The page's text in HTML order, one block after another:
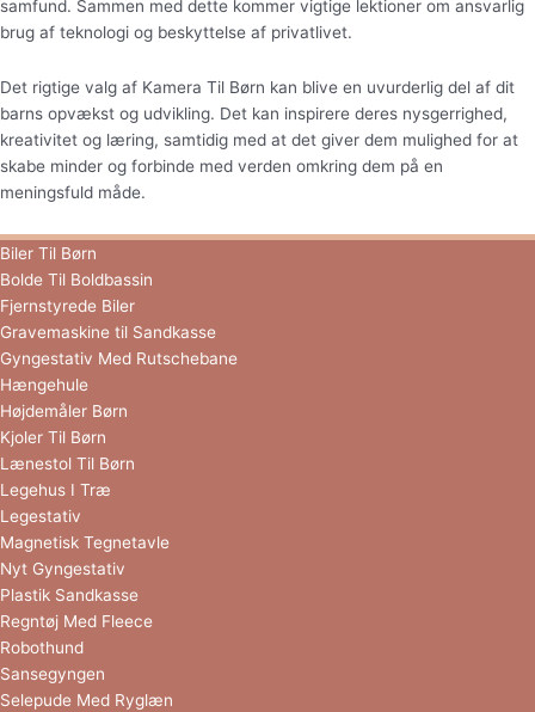
samfund. Sammen med dette kommer vigtige lektioner om ansvarlig
brug af teknologi og beskyttelse af privatlivet.
Det rigtige valg af Kamera Til Børn kan blive en uvurderlig del af dit
barns opvækst og udvikling. Det kan inspirere deres nysgerrighed,
kreativitet og læring, samtidig med at det giver dem mulighed for at
skabe minder og forbinde med verden omkring dem på en
meningsfuld måde.
Biler Til Børn
Bolde Til Boldbassin
Fjernstyrede Biler
Gravemaskine til Sandkasse
Gyngestativ Med Rutschebane
Hængehule
Højdemåler Børn
Kjoler Til Børn
Lænestol Til Børn
Legehus I Træ
Legestativ
Magnetisk Tegnetavle
Nyt Gyngestativ
Plastik Sandkasse
Regntøj Med Fleece
Robothund
Sansegyngen
Selepude Med Ryglæn